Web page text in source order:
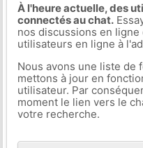
À l'heure actuelle, des
connectés au chat.
nos discussions en
utilisateurs en ligne à
Nous avons une liste de
mettons à jour en
utilisateur. Par
moment le lien vers le
votre recherche.